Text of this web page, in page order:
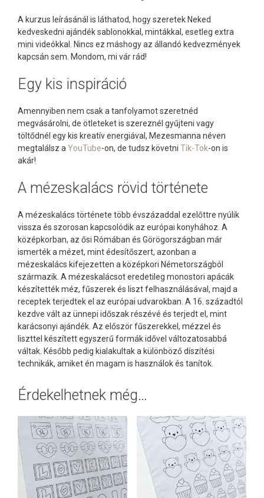
A kurzus leírásánál is láthatod, hogy szeretek Neked
kedveskedni ajándék sablonokkal, mintákkal, esetleg extra
mini videókkal. Nincs ez máshogy az állandó kedvezmények
kapcsán sem. Mondom, mi vár rád!
Egy kis inspiráció
Amennyiben nem csak a tanfolyamot szeretnéd
megvásárolni, de ötleteket is szereznél gyűjteni vagy
töltődnél egy kis kreatív energiával, Mezesmanna néven
megtalálsz a YouTube-on, de tudsz követni Tik-Tok-on is
akár!
A mézeskalács rövid története
A mézeskalács története több évszázaddal ezelőttre nyúlik
vissza és szorosan kapcsolódik az európai konyhához. A
középkorban, az ősi Rómában és Görögországban már
ismerték a mézet, mint édesítőszert, azonban a
mézeskalács kifejezetten a középkori Németországból
származik. A mézeskalácsot eredetileg monostori apácák
készítették méz, fűszerek és liszt felhasználásával, majd a
receptek terjedtek el az európai udvarokban. A 16. századtól
kezdve vált az ünnepi időszak részévé és terjedt el, mint
karácsonyi ajándék. Az először fűszerekkel, mézzel és
liszttel készített egyszerű formák idővel változatosabbá
váltak. Később pedig kialakultak a különböző díszítési
technikák, amiket én magam is használok és tanítok.
Érdekelhetnek még…